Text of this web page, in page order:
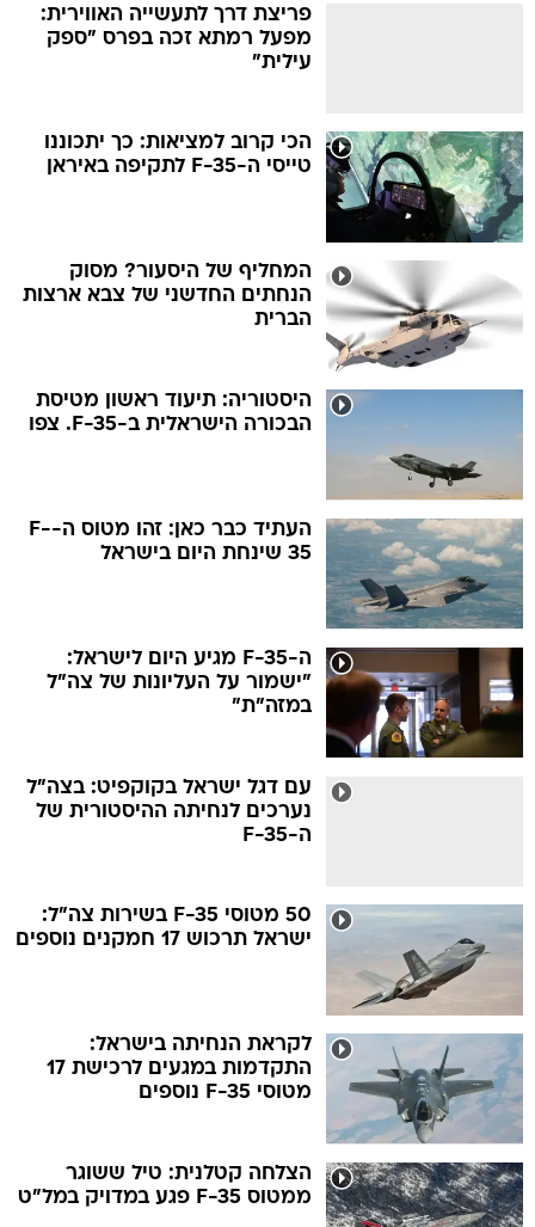
פריצת דרך לתעשייה האווירית:
מפעל רמתא זכה בפרס "ספק
עילית"
הכי קרוב למציאות: כך יתכוננו
טייסי ה-F-35 לתקיפה באיראן
המחליף של היסעור? מסוק
הנחתים החדשני של צבא ארצות
הברית
היסטוריה: תיעוד ראשון מטיסת
הבכורה הישראלית ב-F-35. צפו
העתיד כבר כאן: זהו מטוס ה-F-
35 שינחת היום בישראל
ה-F-35 מגיע היום לישראל:
"ישמור על העליונות של צה"ל
במזה"ת"
עם דגל ישראל בקוקפיט: בצה"ל
נערכים לנחיתה ההיסטורית של
ה-F-35
50 מטוסי F-35 בשירות צה"ל:
ישראל תרכוש 17 חמקנים נוספים
לקראת הנחיתה בישראל:
התקדמות במגעים לרכישת 17
מטוסי F-35 נוספים
הצלחה קטלנית: טיל ששוגר
ממטוס F-35 פגע במדויק במל"ט